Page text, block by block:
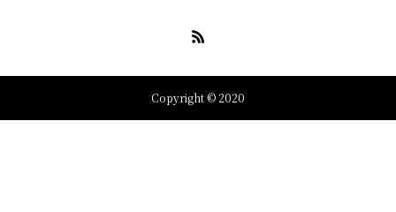
Copyright © 2020